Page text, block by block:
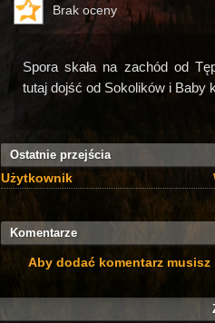
Brak oceny
Spora skała na zachód od
tutaj dojść od Sokolików i Baby
Ostatnie przejścia
Użytkownik
Komentarze
Aby dodać komentarz